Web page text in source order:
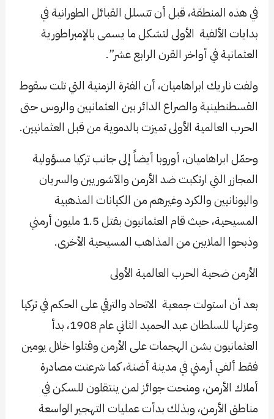
في هذه المنطقة، قبل أن تتسلل القبائل الطورانية في
بدايات الألفية الأولى لتشكل ما يسمى بالإمبراطورية
العثمانية في أواخر القرن الرابع عشر”.
ولفت ناريك ابراهاميان، أن الفترة الزمنية التي تلت سقوط
القسطنطينية والصراع الدائر بين العثمانيين والروس حتى
الحرب العالمية الأولى تميزت بالدموية من قبل العثمانيين.
وحمّل ابراهاميان، أوروبا أيضاً إلى جانب تركيا مسؤولية
المجازر التي ارتكبت ضد الأرمن والآشوريين والسريان
واليونانيين والكرد وغيرهم من الكيانات المذهبية
المسيحية، حيث قام العثمانيون بقتل 1.5 مليون أرمني
وذبحوا الملايين من المذاهب المسيحية الأخرى.
الأرمن ضحية الحرب العالمية الأولى
بعد أن استولت جمعية الاتحاد والترقي على الحكم في تركيا
وعزلها للسلطان عبد الحميد الثاني عام 1908، بدأ
العثمانيون بشن الهجمات على الأرمن وقتلوا خلال يومين
فقط ألفي أرمني في مدينة أضنة، كما شرعنت مصادرة
أملاك الأرمن، ومنحت جوائز لمن ينتقلون للسكن في
مناطق الأرمن، وبذلك بدأت عمليات التهجير الواسعة